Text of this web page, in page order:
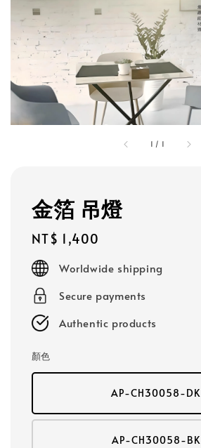
1 / 1
金箔 吊燈
Regular
price
NT$ 1,400
Worldwide shipping
Secure payments
Authentic products
顏色
AP-CH30058-DK
AP-CH30058-BK